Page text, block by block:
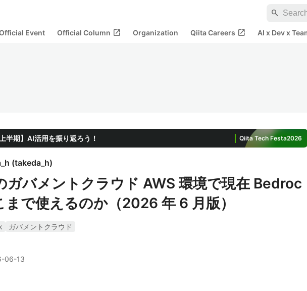
search
Event Official Column open_in_new Organization Qiita Careers open_in_new AI x Dev x
半期】AI活用を振り返ろう！ Qiita Tech Festa2026
(takeda_h)
ガバメントクラウド AWS 環境で現在 Bedroc
まで使えるのか（2026 年 6 月版）
ガバメントクラウド
06-13